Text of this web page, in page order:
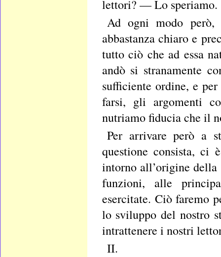
lettori? — Lo speriamo.
Ad ogni modo però,
abbastanza chiaro e
tutto ciò che ad essa
andò si stranamente
sufficiente ordine, e
farsi, gli argomenti
nutriamo fiducia che il
Per arrivare però a
questione consista, ci
intorno all’origine
funzioni, alle
esercitate. Ciò faremo
lo sviluppo del nostro
intrattenere i nostri
II.